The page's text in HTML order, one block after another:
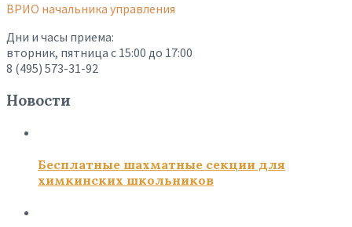
ВРИО начальника управления
Дни и часы приема:
вторник, пятница с 15:00 до 17:00
8 (495) 573-31-92
Новости
Бесплатные шахматные секции для
химкинских школьников